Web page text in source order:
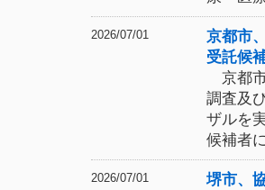
2026/07/01
京都市
受託候
京都
調査及
ザルを
候補者
2026/07/01
堺市、